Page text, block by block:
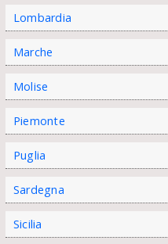
Lombardia
Marche
Molise
Piemonte
Puglia
Sardegna
Sicilia